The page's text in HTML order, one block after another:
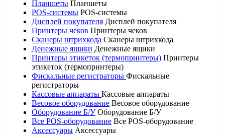
Планшеты Планшеты
POS-системы POS-системы
Дисплей покупателя Дисплей покупателя
Принтеры чеков Принтеры чеков
Сканеры штрихкода Сканеры штрихкода
Денежные ящики Денежные ящики
Принтеры этикеток (термопринтеры) Принтеры
этикеток (термопринтеры)
Фискальные регистраторы Фискальные
регистраторы
Кассовые аппараты Кассовые аппараты
Весовое оборудование Весовое оборудование
Оборудование Б/У Оборудование Б/У
Все POS-оборудование Все POS-оборудование
Аксессуары Аксессуары